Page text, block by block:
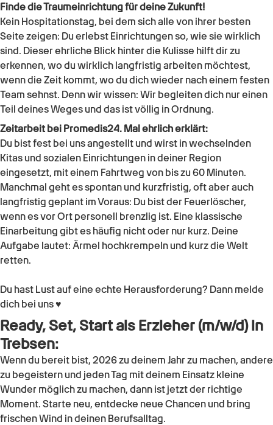
Finde die Traumeinrichtung für deine Zukunft!
Kein Hospitationstag, bei dem sich alle von ihrer besten
Seite zeigen: Du erlebst Einrichtungen so, wie sie wirklich
sind. Dieser ehrliche Blick hinter die Kulisse hilft dir zu
erkennen, wo du wirklich langfristig arbeiten möchtest,
wenn die Zeit kommt, wo du dich wieder nach einem festen
Team sehnst. Denn wir wissen: Wir begleiten dich nur einen
Teil deines Weges und das ist völlig in Ordnung.
Zeitarbeit bei Promedis24. Mal ehrlich erklärt:
Du bist fest bei uns angestellt und wirst in wechselnden
Kitas und sozialen Einrichtungen in deiner Region
eingesetzt, mit einem Fahrtweg von bis zu 60 Minuten.
Manchmal geht es spontan und kurzfristig, oft aber auch
langfristig geplant im Voraus: Du bist der Feuerlöscher,
wenn es vor Ort personell brenzlig ist. Eine klassische
Einarbeitung gibt es häufig nicht oder nur kurz. Deine
Aufgabe lautet: Ärmel hochkrempeln und kurz die Welt
retten.
Du hast Lust auf eine echte Herausforderung? Dann melde
dich bei uns ♥
Ready, Set, Start als Erzieher (m/w/d) in
Trebsen:
Wenn du bereit bist, 2026 zu deinem Jahr zu machen, andere
zu begeistern und jeden Tag mit deinem Einsatz kleine
Wunder möglich zu machen, dann ist jetzt der richtige
Moment. Starte neu, entdecke neue Chancen und bring
frischen Wind in deinen Berufsalltag.